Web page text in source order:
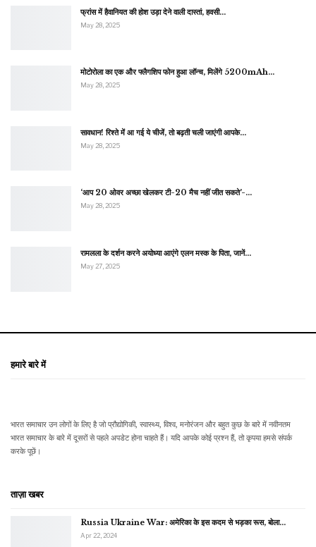
फ्रांस में हैवानियत की होश उड़ा देने वाली दास्तां, हवसी…
May 28, 2025
मोटोरोला का एक और फ्लैगशिप फोन हुआ लॉन्च, मिलेंगे 5200mAh…
May 28, 2025
सावधान! रिश्ते में आ गई ये चीजें, तो बढ़ती चली जाएंगी आपके…
May 28, 2025
‘आप 20 ओवर अच्छा खेलकर टी-20 मैच नहीं जीत सकते’-…
May 28, 2025
रामलला के दर्शन करने अयोध्या आएंगे एलन मस्क के पिता, जानें…
May 27, 2025
हमारे बारे में
भारत समाचार उन लोगों के लिए है जो प्रौद्योगिकी, स्वास्थ्य, विश्व, मनोरंजन और बहुत कुछ के बारे में नवीनतम
भारत समाचार के बारे में दूसरों से पहले अपडेट होना चाहते हैं। यदि आपके कोई प्रश्न हैं, तो कृपया हमसे संपर्क
करके पूछें।
ताज़ा खबर
Russia Ukraine War: अमेरिका के इस कदम से भड़का रूस, बोला…
Apr 22, 2024